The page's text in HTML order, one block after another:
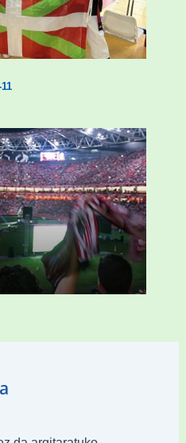
txapelketan
ere pantaila
Kopako